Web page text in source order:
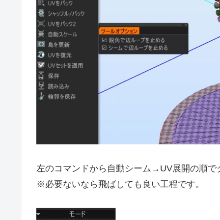
左のコマンドから自動シーム→UV展開の順で
※必要ないなら飛ばしても良い工程です。